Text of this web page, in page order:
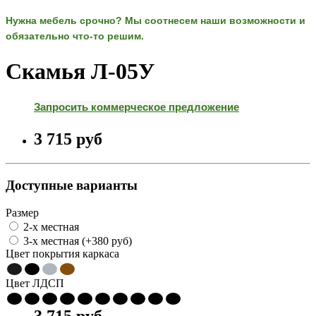
Нужна мебель срочно? Мы соотнесем наши возможности и
обязательно что-то решим.
Скамья Л-05У
Запросить коммерческое предложение
3 715 pуб
Доступные варианты
Размер
2-х местная
3-х местная (+380 pуб)
Цвет покрытия каркаса
Цвет ЛДСП